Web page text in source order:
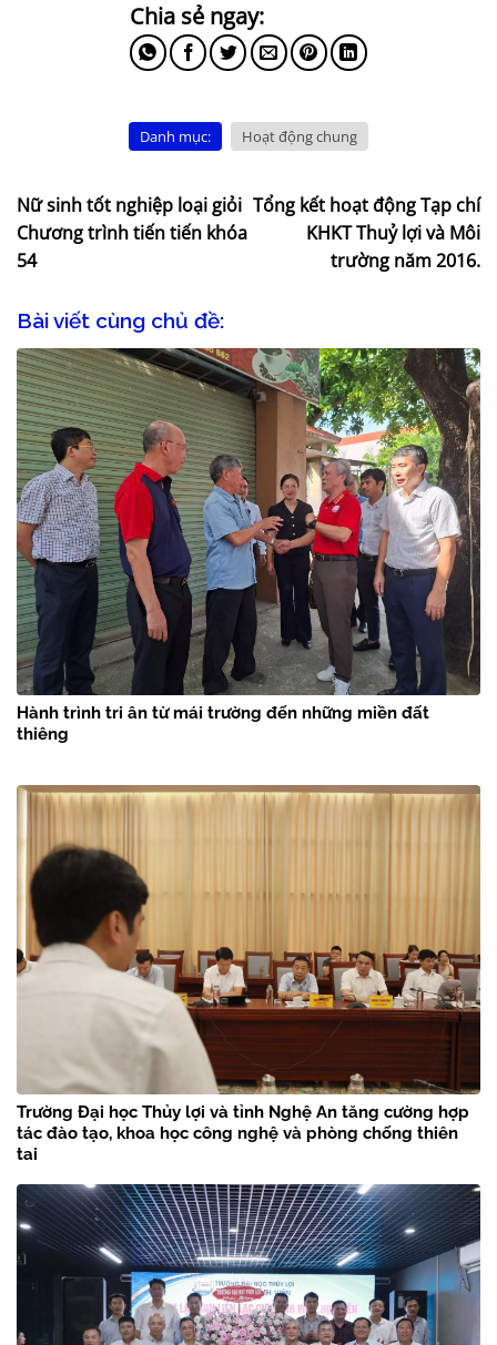
Danh mục: Hoạt động chung
Nữ sinh tốt nghiệp loại giỏi
Chương trình tiến tiến khóa
54
Tổng kết hoạt động Tạp chí
KHKT Thuỷ lợi và Môi
trường năm 2016.
Bài viết cùng chủ đề:
Hành trình tri ân từ mái trường đến những miền đất
thiêng
Trường Đại học Thủy lợi và tỉnh Nghệ An tăng cường hợp
tác đào tạo, khoa học công nghệ và phòng chống thiên
tai